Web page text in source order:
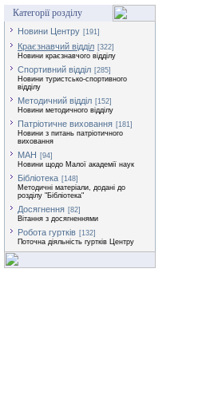
Категорії розділу
Новини Центру [191]
Краєзнавчий відділ [322]
Новини краєзнавчого відділу
Спортивний відділ [285]
Новини туристсько-спортивного
відділу
Методичний відділ [152]
Новини методичного відділу
Патріотичне виховання [181]
Новини з питань патріотичного
виховання
МАН [94]
Новини щодо Малої академії наук
Бібліотека [148]
Методичні матеріали, додані до
розділу "Бібліотека"
Досягнення [82]
Вітання з досягненнями
Робота гуртків [132]
Поточна діяльність гуртків Центру